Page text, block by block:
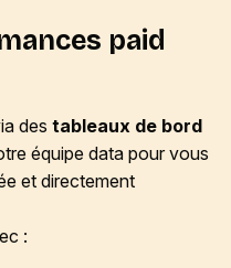
paid
des tableaux de bord
équipe data pour vous
et directement
: